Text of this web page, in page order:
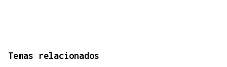
Temas relacionados